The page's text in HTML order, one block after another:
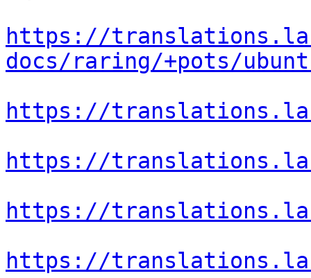
https://
docs/raring/+pots/
https://
https://
https://
https://